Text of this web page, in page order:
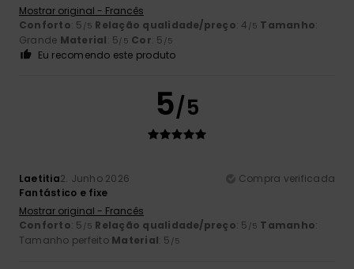
Mostrar original - Francês
Conforto: 5 /5 Relação qualidade/preço: 4 /5 Tamanho:
Grande Material: 5/5 Cor: 5 /5
Eu recomendo este produto
5/5
Laetitia2. Junho 2026
Compra verificada
Fantástico e fixe
Mostrar original - Francês
Conforto: 5 /5 Relação qualidade/preço: 5 /5 Tamanho:
Tamanho perfeito Material: 5 /5